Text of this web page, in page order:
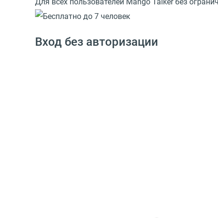
Вход без авторизации